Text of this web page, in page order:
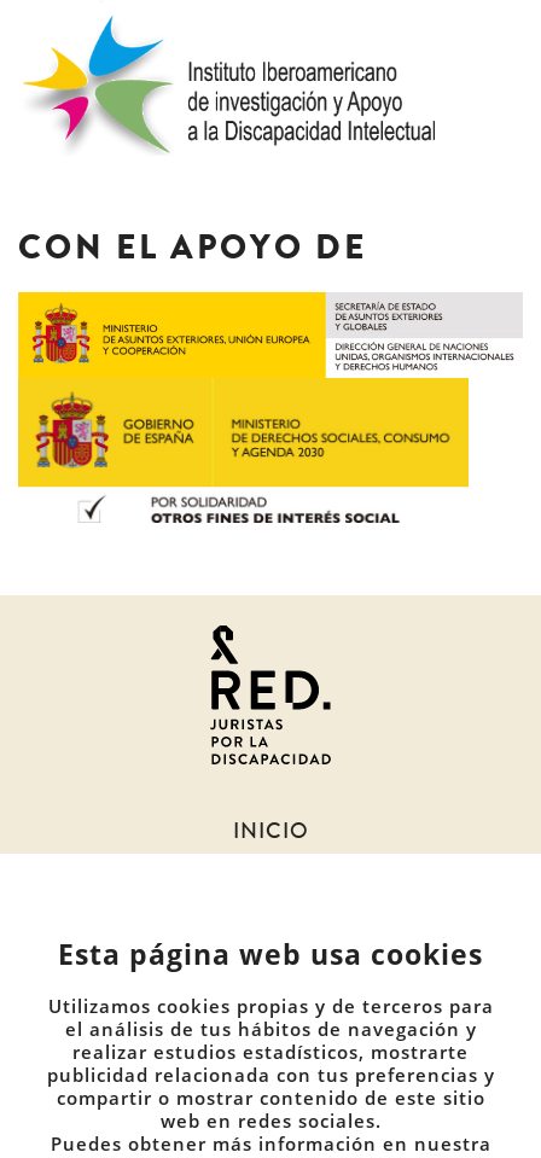
CON EL APOYO DE
discapacidad
INICIO
SOBRE NOSOTROS
MIEMBROS
DOCUMENTOS
COMUNIDADES
CONTACTO
PRIVACIDAD
COOKIES
Esta página web usa cookies
Utilizamos cookies propias y de terceros para
el análisis de tus hábitos de navegación y
realizar estudios estadísticos, mostrarte
publicidad relacionada con tus preferencias y
compartir o mostrar contenido de este sitio
web en redes sociales.
Puedes obtener más información en nuestra